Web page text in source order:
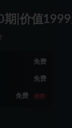
|价值
免费
免费
免费 推荐